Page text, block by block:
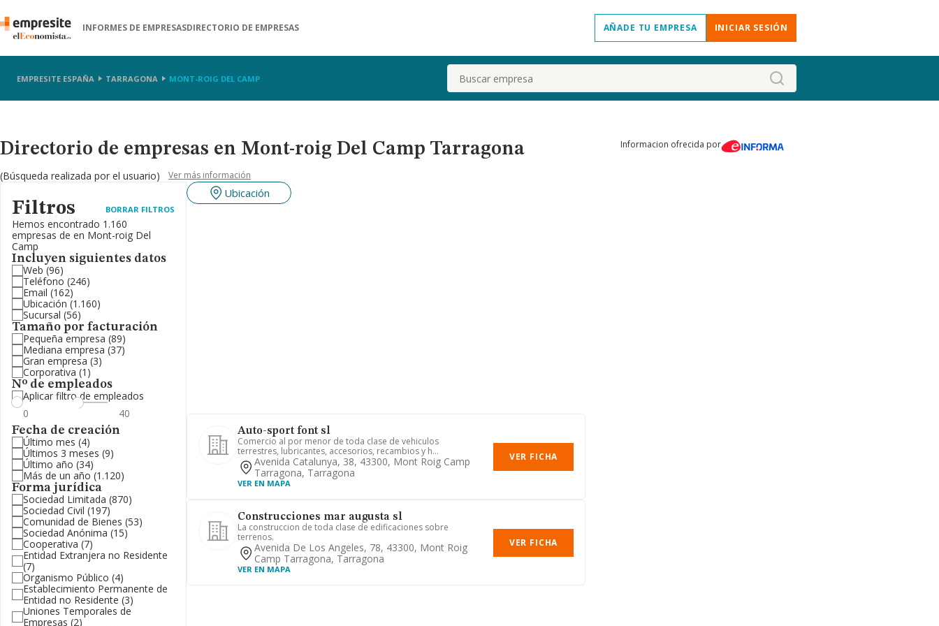
INFORMES DE EMPRESASDIRECTORIO DE EMPRESAS AÑADE TU EMPRESA INICIAR SESIÓN
EMPRESITE ESPAÑA TARRAGONA MONT-ROIG DEL CAMP Buscar
Directorio de empresas en Mont-roig Del Camp Tarragona
(Búsqueda realizada por el usuario) Ver más información
Filtros BORRAR FILTROS
Hemos encontrado 1.160
empresas de en Mont-roig Del
Camp
Incluyen siguientes datos
Web (96)
Teléfono (246)
Email (162)
Ubicación (1.160)
Sucursal (56)
Tamaño por facturación
Pequeña empresa (89)
Mediana empresa (37)
Gran empresa (3)
Corporativa (1)
Nº de empleados
Aplicar filtro de empleados
Fecha de creación
Último mes (4)
Últimos 3 meses (9)
Último año (34)
Más de un año (1.120)
Forma jurídica
Sociedad Limitada (870)
Sociedad Civil (197)
Comunidad de Bienes (53)
Sociedad Anónima (15)
Cooperativa (7)
Entidad Extranjera no Residente
(7)
Organismo Público (4)
Establecimiento Permanente de
Entidad no Residente (3)
Uniones Temporales de
Empresas (2)
Ubicación
Auto-sport font sl
Comercio al por menor de toda clase de vehiculos
terrestres, lubricantes, accesorios, recambios y h...
Avenida Catalunya, 38, 43300, Mont Roig Camp
Tarragona, Tarragona
VER EN MAPA
VER FICHA
Construcciones mar augusta sl
La construccion de toda clase de edificaciones sobre
terrenos.
Avenida De Los Angeles, 78, 43300, Mont Roig
Camp Tarragona, Tarragona
VER EN MAPA
VER FICHA
Informacion ofrecida por